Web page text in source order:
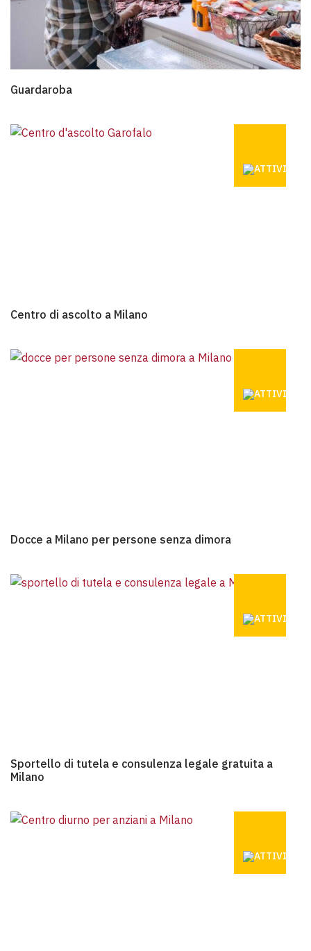
Guardaroba
Centro di ascolto a Milano
Docce a Milano per persone senza dimora
Sportello di tutela e consulenza legale gratuita a
Milano